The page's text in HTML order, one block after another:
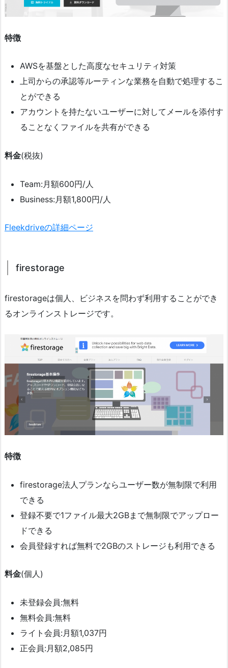
特徴
AWSを基盤とした高度なセキュリティ対策
上司からの承認等ルーティンな業務を自動で処理するこ
とができる
アカウントを持たないユーザーに対してメールを添付す
ることなくファイルを共有ができる
料金(税抜)
Team:月額600円/人
Business:月額1,800円/人
Fleekdriveの詳細ページ
firestorage
firestorageは個人、ビジネスを問わず利用することができ
るオンラインストレージです。
特徴
firestorage法人プランならユーザー数が無制限で利用
できる
登録不要で1ファイル最大2GBまで無制限でアップロー
ドできる
会員登録すれば無料で2GBのストレージも利用できる
料金(個人)
未登録会員:無料
無料会員:無料
ライト会員:月額1,037円
正会員:月額2,085円